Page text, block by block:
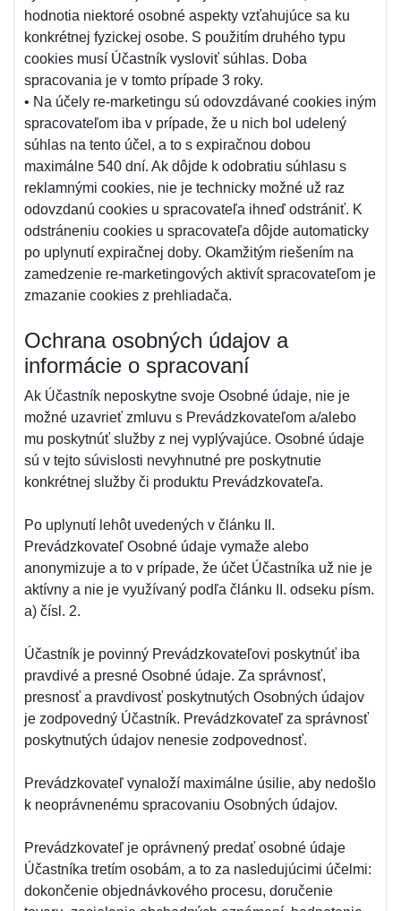
hodnotia niektoré osobné aspekty vzťahujúce sa ku
konkrétnej fyzickej osobe. S použitím druhého typu
cookies musí Účastník vysloviť súhlas. Doba
spracovania je v tomto prípade 3 roky.
• Na účely re-marketingu sú odovzdávané cookies iným
spracovateľom iba v prípade, že u nich bol udelený
súhlas na tento účel, a to s expiračnou dobou
maximálne 540 dní. Ak dôjde k odobratiu súhlasu s
reklamnými cookies, nie je technicky možné už raz
odovzdanú cookies u spracovateľa ihneď odstrániť. K
odstráneniu cookies u spracovateľa dôjde automaticky
po uplynutí expiračnej doby. Okamžitým riešením na
zamedzenie re-marketingových aktivít spracovateľom je
zmazanie cookies z prehliadača.
Ochrana osobných údajov a
informácie o spracovaní
Ak Účastník neposkytne svoje Osobné údaje, nie je
možné uzavrieť zmluvu s Prevádzkovateľom a/alebo
mu poskytnúť služby z nej vyplývajúce. Osobné údaje
sú v tejto súvislosti nevyhnutné pre poskytnutie
konkrétnej služby či produktu Prevádzkovateľa.
Po uplynutí lehôt uvedených v článku II.
Prevádzkovateľ Osobné údaje vymaže alebo
anonymizuje a to v prípade, že účet Účastníka už nie je
aktívny a nie je využívaný podľa článku II. odseku písm.
a) čísl. 2.
Účastník je povinný Prevádzkovateľovi poskytnúť iba
pravdivé a presné Osobné údaje. Za správnosť,
presnosť a pravdivosť poskytnutých Osobných údajov
je zodpovedný Účastník. Prevádzkovateľ za správnosť
poskytnutých údajov nenesie zodpovednosť.
Prevádzkovateľ vynaloží maximálne úsilie, aby nedošlo
k neoprávnenému spracovaniu Osobných údajov.
Prevádzkovateľ je oprávnený predať osobné údaje
Účastníka tretím osobám, a to za nasledujúcimi účelmi:
dokončenie objednávkového procesu, doručenie